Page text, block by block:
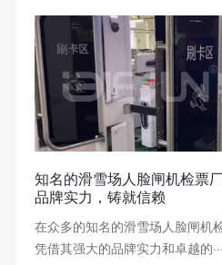
知名的滑雪场人脸闸机检票
品牌实力，铸就信赖
在众多的知名的滑雪场人脸闸机
凭借其强大的品牌实力和卓越的···